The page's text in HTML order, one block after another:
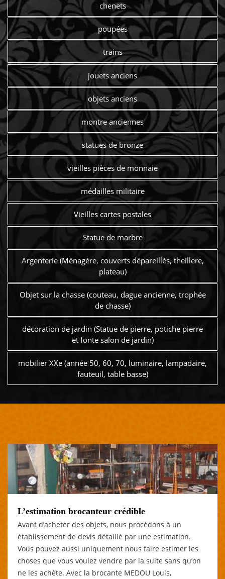
chenets
poupées
trains
jouets anciens
objets anciens
montre anciennes
statues de bronze
vieilles pièces de monnaie
médailles militaire
Vieilles cartes postales
Statue de marbre
Argenterie (Ménagère, couverts dépareillés, theillere,
plateau)
Objet sur la chasse (couteau, dague ancienne, trophée
de chasse)
décoration de jardin (Statue de pierre, potiche pierre
et fonte salon de jardin)
mobilier XXe (année 50, 60, 70, luminaire, lampadaire,
fauteuil, table basse)
L’estimation brocanteur crédible
Avant d’acheter des objets, nous procédons à un
établissement de devis détaillé par une estimation.
Vous pouvez aussi uniquement nous faire estimer les
choses que vous voulez vendre par la suite sans qu’on
ne les achète. Avec la brocante MEDOU Louis,